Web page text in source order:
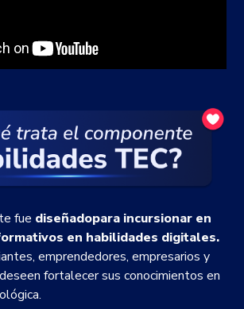
fue diseñadopara incursionar en
en habilidades digitales.
emprendedores, empresarios y
fortalecer sus conocimientos en